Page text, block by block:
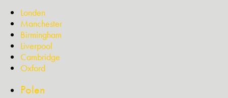
Londen
Manchester
Birmingham
Liverpool
Cambridge
Oxford
Polen